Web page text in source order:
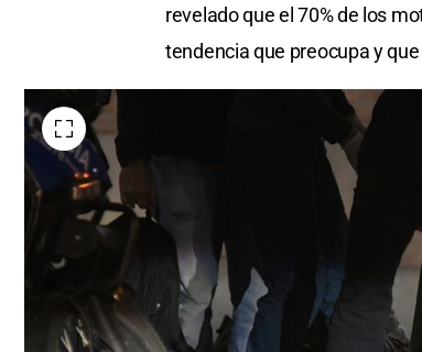
revelado que el 70% de los
tendencia que preocupa y